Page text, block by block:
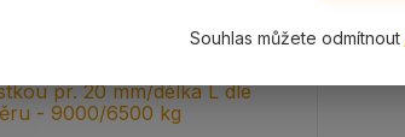
Souhlas můžete odmítnout